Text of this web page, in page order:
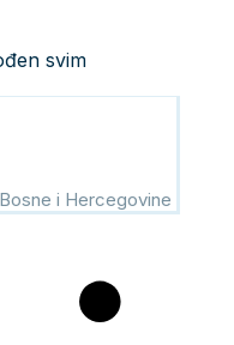
svim
i Hercegovine